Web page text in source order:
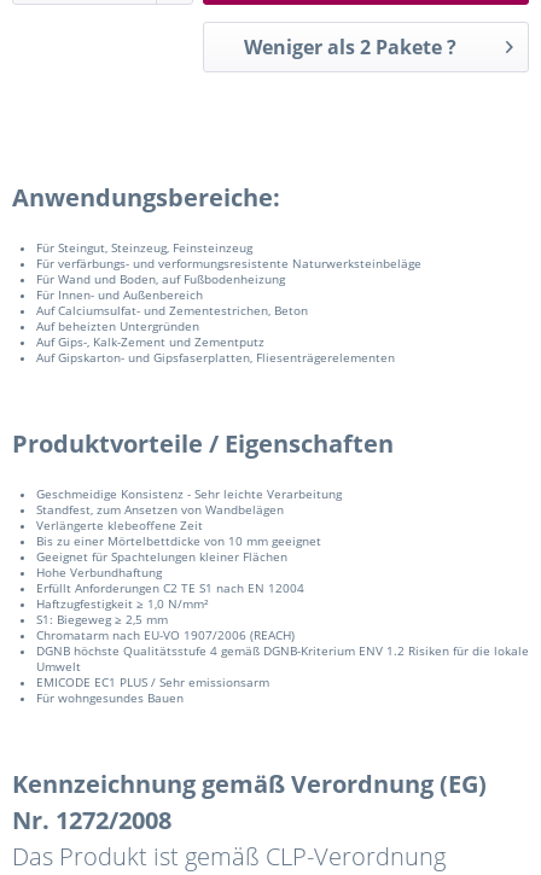
Weniger als 2 Pakete ?
Anwendungsbereiche:
Für Steingut, Steinzeug, Feinsteinzeug
Für verfärbungs- und verformungsresistente Naturwerksteinbeläge
Für Wand und Boden, auf Fußbodenheizung
Für Innen- und Außenbereich
Auf Calciumsulfat- und Zementestrichen, Beton
Auf beheizten Untergründen
Auf Gips-, Kalk-Zement und Zementputz
Auf Gipskarton- und Gipsfaserplatten, Fliesenträgerelementen
Produktvorteile / Eigenschaften
Geschmeidige Konsistenz - Sehr leichte Verarbeitung
Standfest, zum Ansetzen von Wandbelägen
Verlängerte klebeoffene Zeit
Bis zu einer Mörtelbettdicke von 10 mm geeignet
Geeignet für Spachtelungen kleiner Flächen
Hohe Verbundhaftung
Erfüllt Anforderungen C2 TE S1 nach EN 12004
Haftzugfestigkeit ≥ 1,0 N/mm²
S1: Biegeweg ≥ 2,5 mm
Chromatarm nach EU-VO 1907/2006 (REACH)
DGNB höchste Qualitätsstufe 4 gemäß DGNB-Kriterium ENV 1.2 Risiken für die lokale
Umwelt
EMICODE EC1 PLUS / Sehr emissionsarm
Für wohngesundes Bauen
Kennzeichnung gemäß Verordnung (EG)
Nr. 1272/2008
Das Produkt ist gemäß CLP-Verordnung